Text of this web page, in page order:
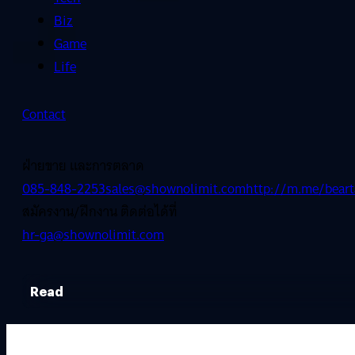
Biz
Game
Life
Contact
ฝ่ายขาย และการตลาด
085-848-2253sales@shownolimit.comhttp://m.me/
สมัครงาน/ฝึกงาน ติดต่อได้ที่
hr-ga@shownolimit.com
Read